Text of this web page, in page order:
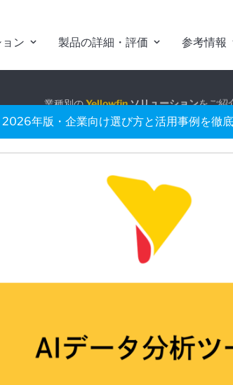
ン 製品の詳細・評価 参考情報
業種別のYellowfinソリューションをご紹
年版・企業向け選び方と活用事例を徹